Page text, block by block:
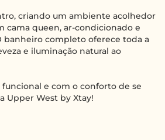
criando um ambiente acolhedor
cama queen, ar-condicionado e
banheiro completo oferece toda a
e iluminação natural ao
e com o conforto de se
Upper West by Xtay!